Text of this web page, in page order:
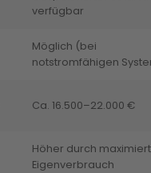
verfügbar
Möglich (bei
notstromfähigen
Ca. 16.500–22.000 €
Höher durch
Eigenverbrauch